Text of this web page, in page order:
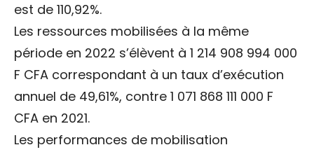
est de 110,92%.
Les ressources mobilisées à la même
période en 2022 s’élèvent à 1 214 908 994 000
F CFA correspondant à un taux d’exécution
annuel de 49,61%, contre 1 071 868 111 000 F
CFA en 2021.
Les performances de mobilisation